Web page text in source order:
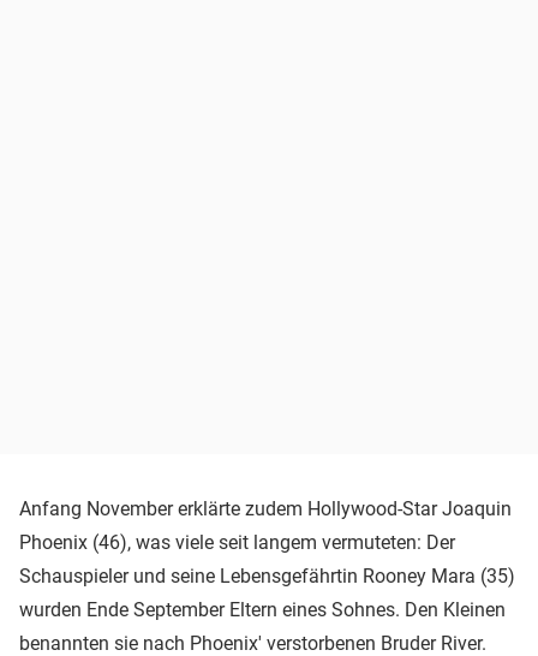
Anfang November erklärte zudem Hollywood-Star Joaquin
Phoenix (46), was viele seit langem vermuteten: Der
Schauspieler und seine Lebensgefährtin Rooney Mara (35)
wurden Ende September Eltern eines Sohnes. Den Kleinen
benannten sie nach Phoenix' verstorbenen Bruder River.